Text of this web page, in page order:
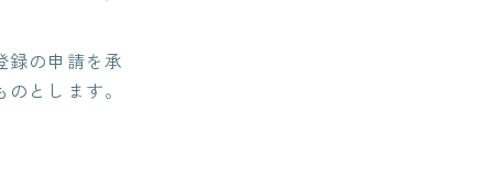
録の申請を承
とします。